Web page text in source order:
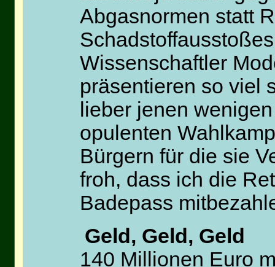
Abgasnormen statt
Wissenschaftler
präsentieren so viel
lieber jenen
opulenten
Bürgern für die sie
froh, dass ich die
Badepass
Geld, Geld, Geld
140 Millionen Euro